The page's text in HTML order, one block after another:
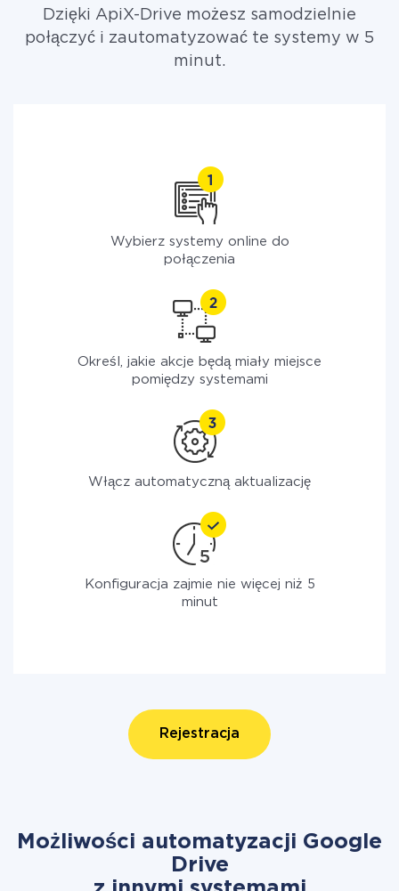
Dzięki ApiX-Drive możesz samodzielnie
połączyć i zautomatyzować te systemy w 5
minut.
Wybierz systemy online do
połączenia
Określ, jakie akcje będą miały miejsce
pomiędzy systemami
Włącz automatyczną aktualizację
Konfiguracja zajmie nie więcej niż 5
minut
Rejestracja
Możliwości automatyzacji Google
Drive